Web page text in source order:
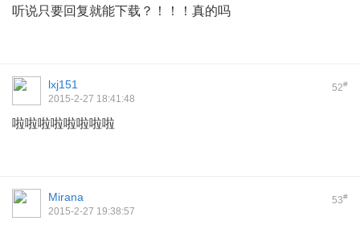
听说只要回复就能下载？！！！真的吗
52#
lxj151
2015-2-27 18:41:48
啦啦啦啦啦啦啦啦
53#
Mirana
2015-2-27 19:38:57